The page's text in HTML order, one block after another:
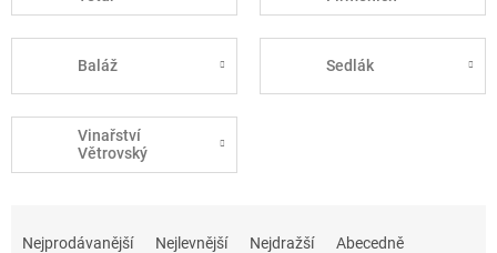
Baláž Sedlák
Vinařství
Větrovský
Nejprodávanější Nejlevnější Nejdražší Abecedně